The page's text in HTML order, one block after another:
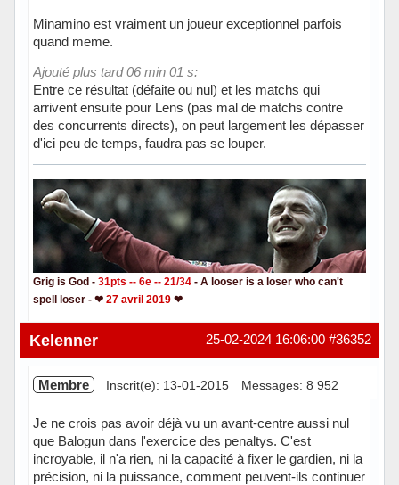
Minamino est vraiment un joueur exceptionnel parfois
quand meme.
Ajouté plus tard 06 min 01 s:
Entre ce résultat (défaite ou nul) et les matchs qui
arrivent ensuite pour Lens (pas mal de matchs contre
des concurrents directs), on peut largement les dépasser
d'ici peu de temps, faudra pas se louper.
Grig is God - 31pts -- 6e -- 21/34 - A looser is a loser who can't
spell loser - ❤ 27 avril 2019❤
Hors ligne #36352
25-02-2024 16:06:00
Kelenner
Membre Inscrit(e): 13-01-2015 Messages: 8 952
Je ne crois pas avoir déjà vu un avant-centre aussi nul
que Balogun dans l'exercice des penaltys. C'est
incroyable, il n'a rien, ni la capacité à fixer le gardien, ni la
précision, ni la puissance, comment peuvent-ils continuer